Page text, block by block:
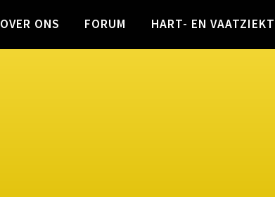
OVER ONS FORUM HART- EN